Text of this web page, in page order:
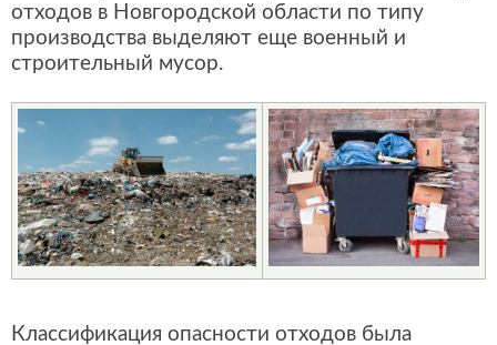
отходов в Новгородской области по типу
производства выделяют еще военный и
строительный мусор.
Классификация опасности отходов была